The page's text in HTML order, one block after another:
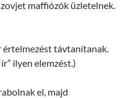
maffiózók üzletelnek.
távtanítanak.
ilyen elemzést.)
el, majd